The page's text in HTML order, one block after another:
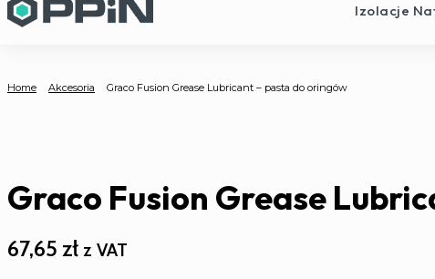
Izolacje
Home Akcesoria Graco Fusion Grease Lubricant – pasta do oringów
Graco Fusion Grease
67,65 zł z VAT